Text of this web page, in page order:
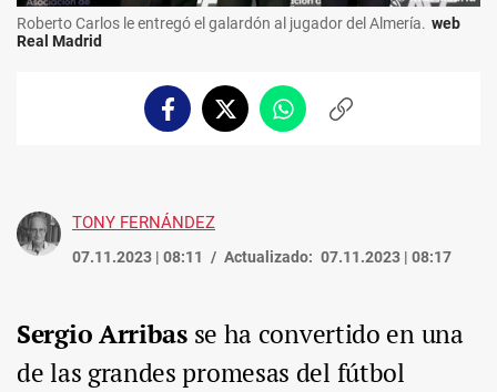
Roberto Carlos le entregó el galardón al jugador del Almería. web
Real Madrid
FacebookTwitterWhatsappCopiar
TONY FERNÁNDEZ
07.11.2023 | 08:11 Actualizado: 07.11.2023 | 08:17
Sergio Arribasse ha convertido en una
de las grandes promesas del fútbol